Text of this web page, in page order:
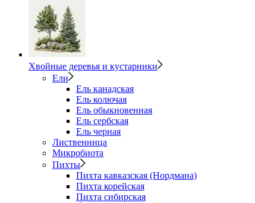
Хвойные деревья и кустарники
Ели
Ель канадская
Ель колючая
Ель обыкновенная
Ель сербская
Ель черная
Лиственница
Микробиота
Пихты
Пихта кавказская (Нордмана)
Пихта корейская
Пихта сибирская